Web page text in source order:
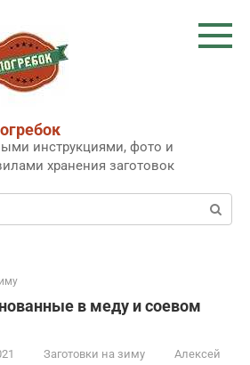
инструкциями, фото и
хранения заготовок
в меду и соевом
Заготовки на зиму
Алексей